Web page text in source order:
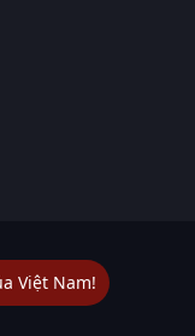
Việt Nam!